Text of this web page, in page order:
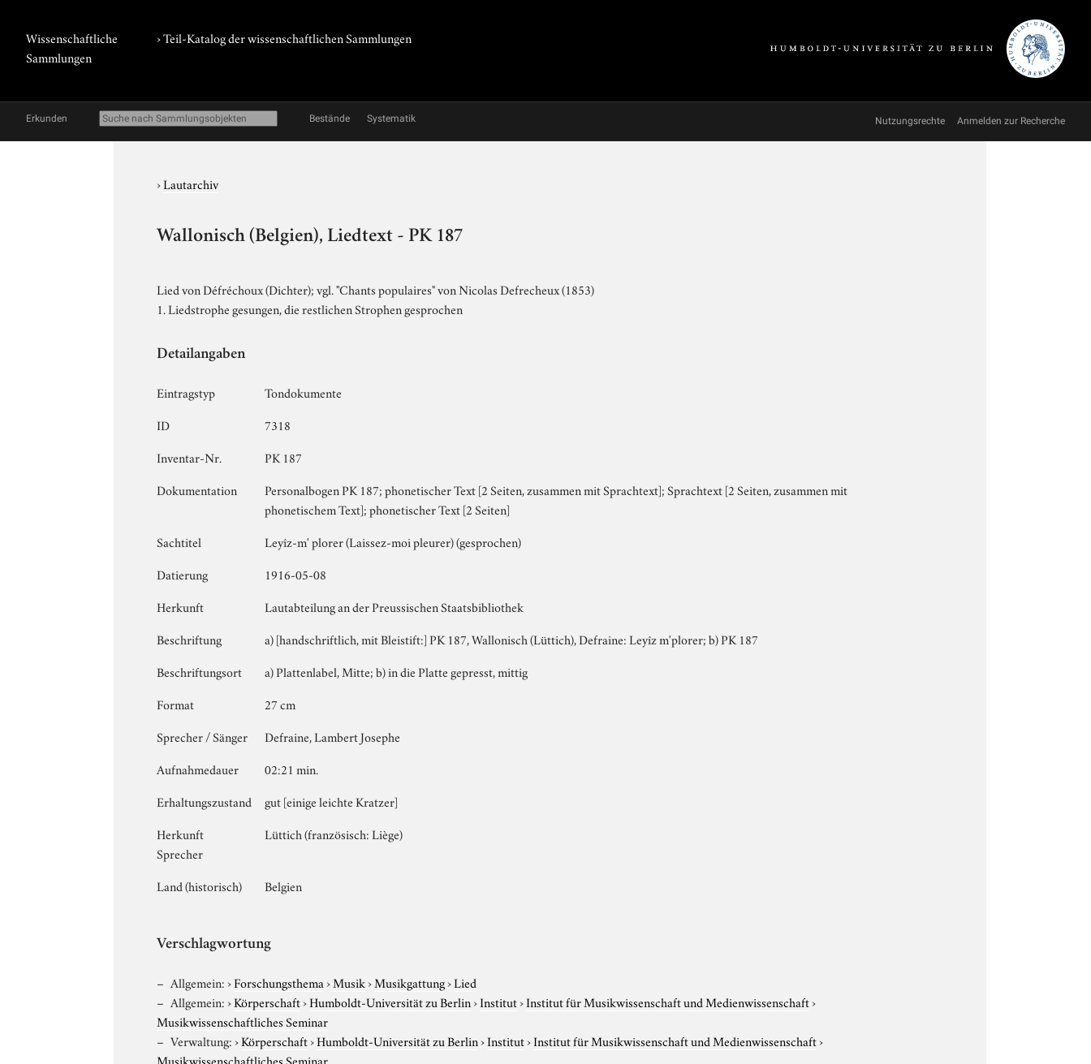
Wissenschaftliche
Sammlungen
› Teil-Katalog der wissenschaftlichen Sammlungen
Erkunden Bestände Systematik Nutzungsrechte Anmelden zur Recherche
›Lautarchiv
Wallonisch (Belgien), Liedtext - PK 187
Lied von Défréchoux (Dichter); vgl. "Chants populaires" von Nicolas Defrecheux (1853)
1. Liedstrophe gesungen, die restlichen Strophen gesprochen
Detailangaben
Eintragstyp
Tondokumente
ID
7318
Inventar-Nr.
PK 187
Dokumentation
Personalbogen PK 187; phonetischer Text [2 Seiten, zusammen mit Sprachtext]; Sprachtext [2 Seiten, zusammen mit
phonetischem Text]; phonetischer Text [2 Seiten]
Sachtitel
Leyîz-m' plorer (Laissez-moi pleurer) (gesprochen)
Datierung
1916-05-08
Herkunft
Lautabteilung an der Preussischen Staatsbibliothek
Beschriftung
a) [handschriftlich, mit Bleistift:] PK 187, Wallonisch (Lüttich), Defraine: Leyîz m'plorer; b) PK 187
Beschriftungsort
a) Plattenlabel, Mitte; b) in die Platte gepresst, mittig
Format
27 cm
Sprecher / Sänger
Defraine, Lambert Josephe
Aufnahmedauer
02:21 min.
Erhaltungszustand
gut [einige leichte Kratzer]
Herkunft
Sprecher
Lüttich (französisch: Liège)
Land (historisch) Belgien
Verschlagwortung
Allgemein:›Forschungsthema›Musik›Musikgattung›Lied
Allgemein:›Körperschaft›Humboldt-Universität zu Berlin›Institut›Institut für Musikwissenschaft und Medienwissenschaft›
Musikwissenschaftliches Seminar
Verwaltung:›Körperschaft›Humboldt-Universität zu Berlin›Institut›Institut für Musikwissenschaft und Medienwissenschaft›
Musikwissenschaftliches Seminar